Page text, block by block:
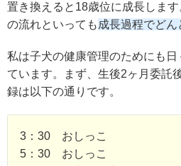
置き換えると18歳位に成長しま
の流れといっても 成長過程でど
私は子犬の健康管理のためにも
ています。まず、生後2ヶ月委託
録は以下の通りです。
3：30 おしっこ
5：30 おしっこ